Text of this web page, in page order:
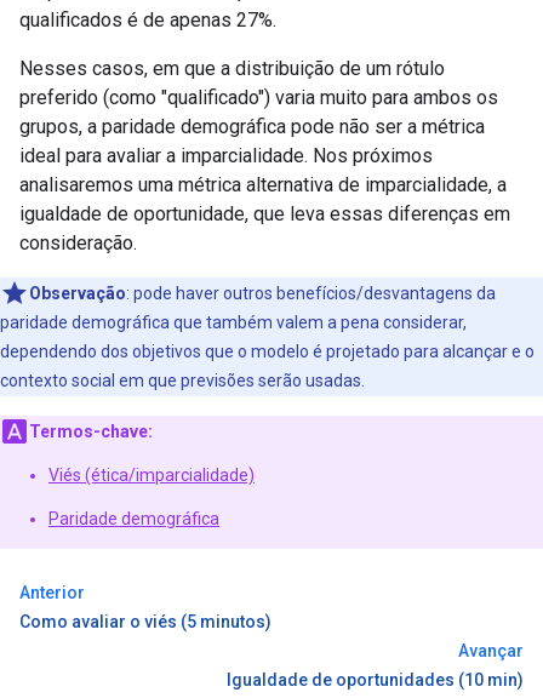
qualificados é de apenas 27%.
Nesses casos, em que a distribuição de um rótulo
preferido (como "qualificado") varia muito para ambos os
grupos, a paridade demográfica pode não ser a métrica
ideal para avaliar a imparcialidade. Nos próximos
analisaremos uma métrica alternativa de imparcialidade, a
igualdade de oportunidade, que leva essas diferenças em
consideração.
Observação: pode haver outros benefícios/desvantagens da
paridade demográfica que também valem a pena considerar,
dependendo dos objetivos que o modelo é projetado para alcançar e o
contexto social em que previsões serão usadas.
Termos-chave:
Viés (ética/imparcialidade)
Paridade demográfica
Anterior
Como avaliar o viés (5 minutos)
Avançar
Igualdade de oportunidades (10 min)